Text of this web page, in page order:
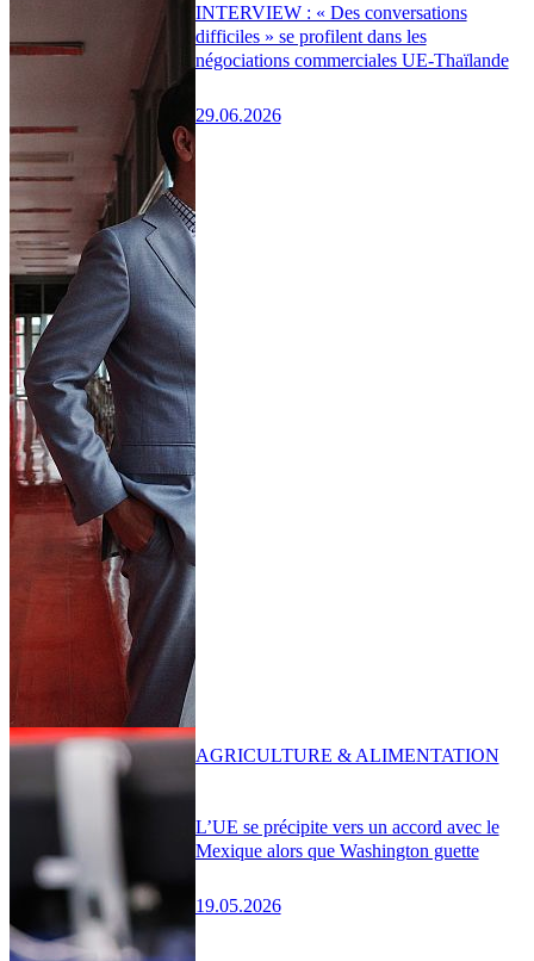
INTERVIEW : « Des conversations
difficiles » se profilent dans les
négociations commerciales UE-Thaïlande
29.06.2026
L’UE se précipite vers un accord avec le
Mexique alors que Washington guette
19.05.2026
AGRICULTURE & ALIMENTATION